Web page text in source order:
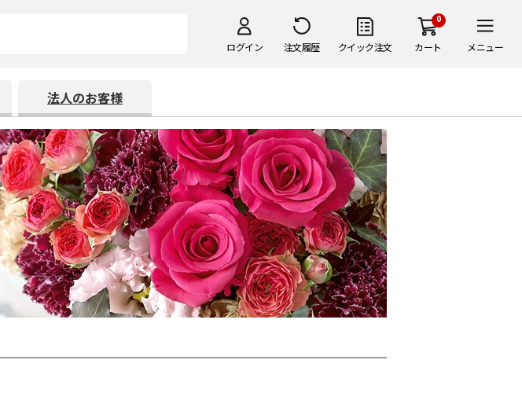
ログイン 注文履歴 クイック注文
0
カート メニュー
法人のお客様